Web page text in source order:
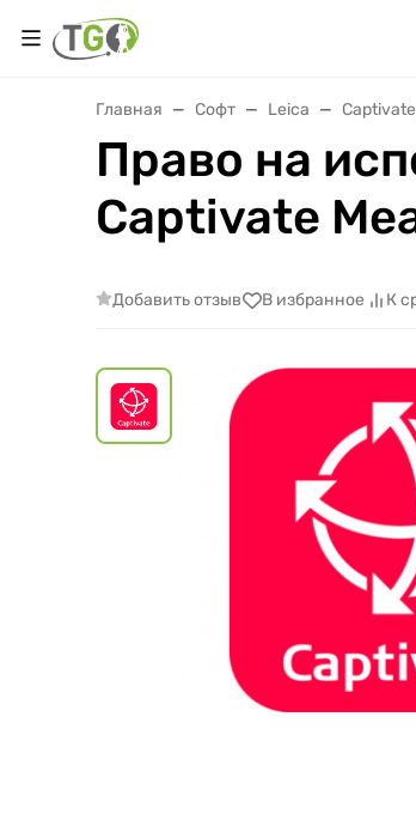
Главная Софт Leica
Право на
Captivate
Добавить отзыв В избранное К